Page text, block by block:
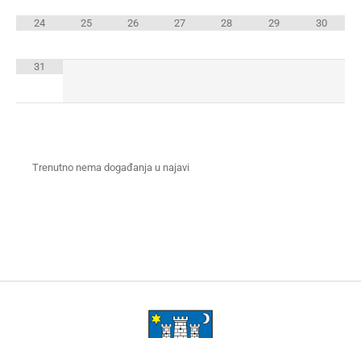
24 25 26 27 28 29 30
31
Trenutno nema događanja u najavi